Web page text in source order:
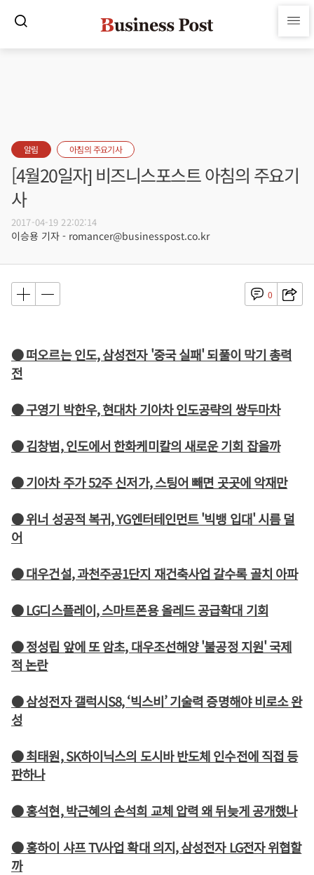
알림 아침의 주요기사
[4월20일자] 비즈니스포스트 아침의 주요기
사
2017-04-19 22:02:14
이승용 기자 - romancer@businesspost.co.kr
0
● 떠오르는 인도, 삼성전자 '중국 실패' 되풀이 막기 총력
전
● 구영기 박한우, 현대차 기아차 인도공략의 쌍두마차
● 김창범, 인도에서 한화케미칼의 새로운 기회 잡을까
● 기아차 주가 52주 신저가, 스팅어 빼면 곳곳에 악재만
● 위너 성공적 복귀, YG엔터테인먼트 '빅뱅 입대' 시름 덜
어
● 대우건설, 과천주공1단지 재건축사업 갈수록 골치 아파
● LG디스플레이, 스마트폰용 올레드 공급확대 기회
● 정성립 앞에 또 암초, 대우조선해양 '불공정 지원' 국제
적 논란
● 삼성전자 갤럭시S8, ‘빅스비’ 기술력 증명해야 비로소 완
성
● 최태원, SK하이닉스의 도시바 반도체 인수전에 직접 등
판하나
● 홍석현, 박근혜의 손석희 교체 압력 왜 뒤늦게 공개했나
● 홍하이 샤프 TV사업 확대 의지, 삼성전자 LG전자 위협할
까